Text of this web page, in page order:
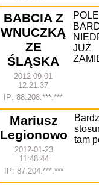
BABCIA Z
WNUCZKĄ
ZE
ŚLĄSKA
2012-09-01
12:21:37
IP: 88.208.***.***
JUŻ
Mariusz
Legionowo
2012-01-23
11:48:44
IP: 87.204.***.***
tam